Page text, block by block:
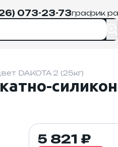
073-23-73график
DAKOTA 2 (25кг)
5 821 ₽